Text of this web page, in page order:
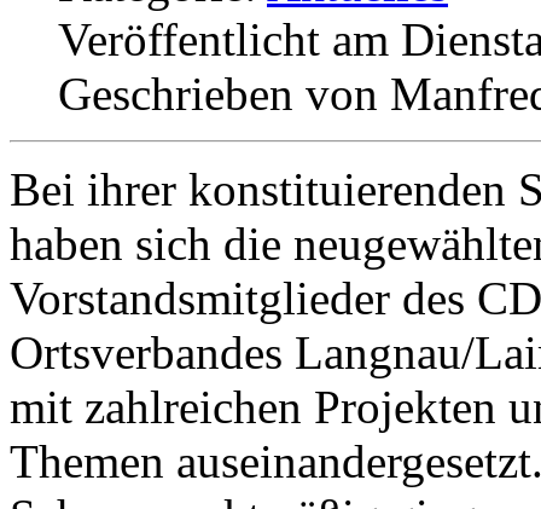
Veröffentlicht am
Geschrieben von
Bei ihrer konstituierenden
haben sich die
Vorstandsmitglieder des
Ortsverbandes Langnau/
mit zahlreichen Projekten
Themen